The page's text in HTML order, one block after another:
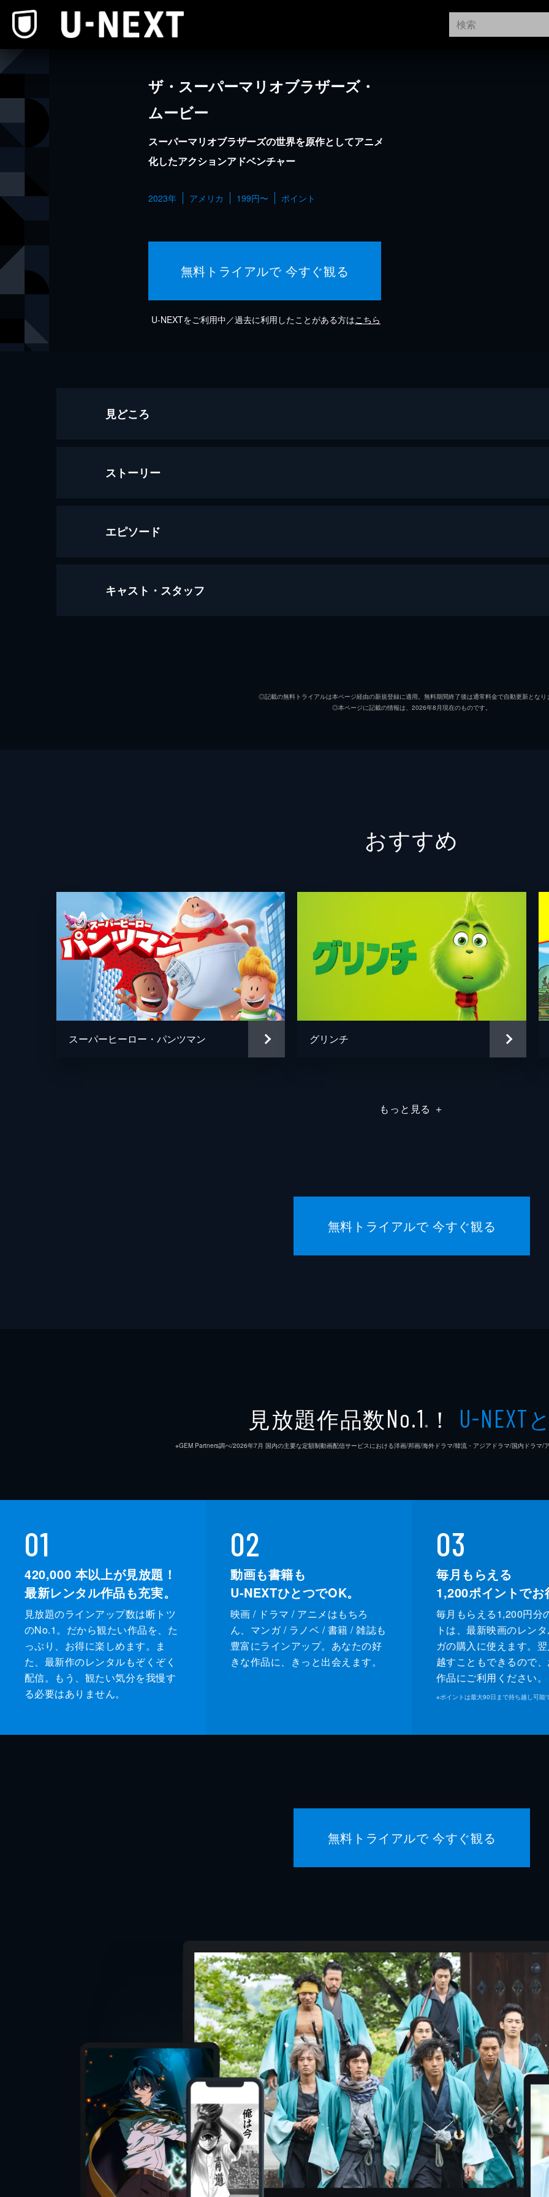
ザ・スーパーマリオブラザーズ・
ムービー
スーパーマリオブラザーズの世界を原作としてアニメ
化したアクションアドベンチャー
2023年 アメリカ 199円〜 ポイント
無料トライアルで 今すぐ観る
U-NEXTをご利用中／過去に利用したことがある方はこちら
見どころ
ストーリー
エピソード
ザ・スーパーマリオブラザーズ・ムービー
キャスト・スタッフ
ルイージ
クランキーコング
セバ
チャ
監督 アー
マイ
ブライ
◎記載の無料トライアルは本ページ経由の新規登録に適用。無料期間終了後は通常料金で自動更新となり
◎本ページに記載の情報は、2026年8月現在のものです。
おすすめ
スーパーヒーロー・パンツマン グリンチ
もっと見る ＋
無料トライアルで 今すぐ観る
見放題作品数No.1 ※ ！ U-NEXT
※GEM Partners調べ/2026年7⽉ 国内の主要な定額制動画配信サービスにおける洋画/邦画/海外ドラマ/韓流・アジアドラマ/国内ドラマ/
01
420,000 本以上が見放題！
最新レンタル作品も充実。
見放題のラインアップ数は断トツ
のNo.1。だから観たい作品を、た
っぷり、お得に楽しめます。ま
た、最新作のレンタルもぞくぞく
配信。もう、観たい気分を我慢す
る必要はありません。
02
動画も書籍も
U-NEXTひとつでOK。
映画 / ドラマ / アニメはもちろ
ん、マンガ / ラノベ / 書籍 / 雑誌も
豊富にラインアップ。あなたの好
きな作品に、きっと出会えます。
03
毎月もらえる
1,200ポイントでお
毎月もらえる1,200円分
トは、最新映画のレン
ガの購入に使えます。
越すこともできるので
作品にご利用ください。
※ポイントは最大90日まで持ち越し可能で
無料トライアルで 今すぐ観る